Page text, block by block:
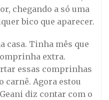
chegando a só uma
bico que aparecer.
casa. Tinha mês que
extra.
essas comprinhas
carnê. Agora estou
diz contar com o